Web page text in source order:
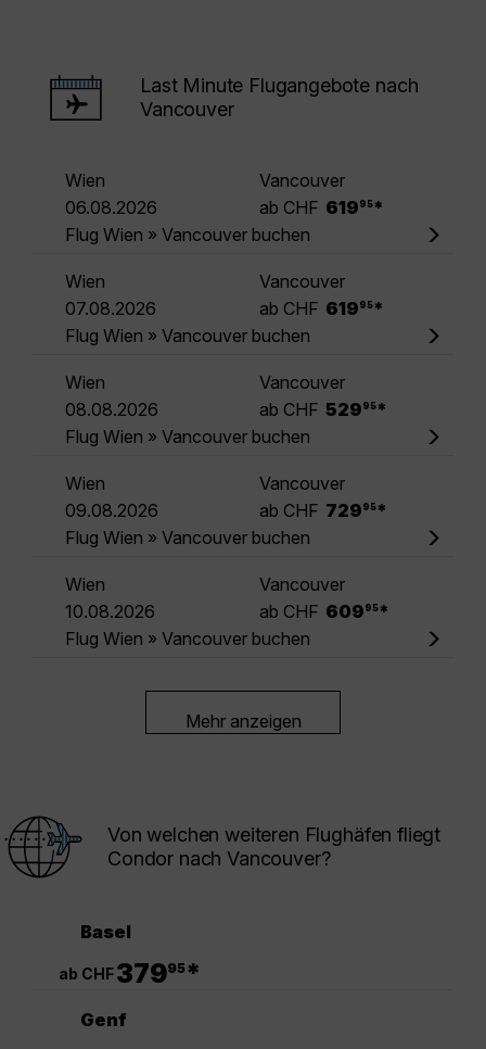
Last Minute Flugangebote nach
Vancouver
Wien
Vancouver
06.08.2026
ab CHF 619 95 *
Flug Wien » Vancouver buchen
Wien
Vancouver
07.08.2026
ab CHF 619 95 *
Flug Wien » Vancouver buchen
Wien
Vancouver
08.08.2026
ab CHF 529 95 *
Flug Wien » Vancouver buchen
Wien
Vancouver
09.08.2026
ab CHF 729 95 *
Flug Wien » Vancouver buchen
Wien
Vancouver
10.08.2026
ab CHF 609 95 *
Flug Wien » Vancouver buchen
Mehr anzeigen
Von welchen weiteren Flughäfen fliegt
Condor nach Vancouver?
Basel
ab CHF37995*
Genf